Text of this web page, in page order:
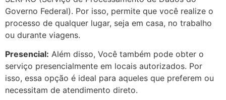
Governo Federal). Por isso, permite que você realize o
processo de qualquer lugar, seja em casa, no trabalho
ou durante viagens.
Presencial: Além disso, Você também pode obter o
serviço presencialmente em locais autorizados. Por
isso, essa opção é ideal para aqueles que preferem ou
necessitam de atendimento direto.